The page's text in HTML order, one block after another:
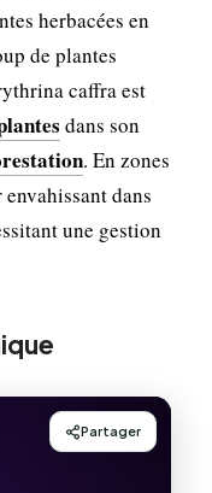
herbacées en
de plantes
caffra est
dans son
. En zones
dans
une gestion